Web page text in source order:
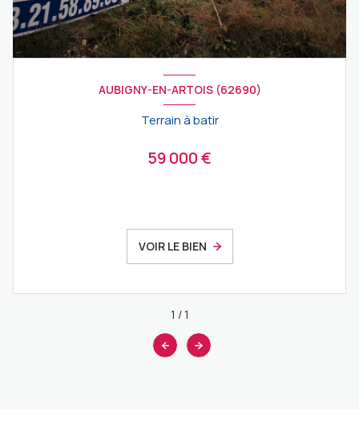
AUBIGNY-EN-ARTOIS (62690)
Terrain à batir
59 000 €
VOIR LE BIEN
1 /1